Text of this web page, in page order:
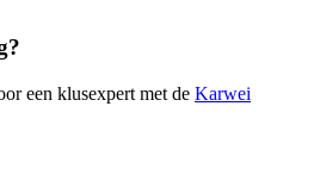
een klusexpert met de Karwei